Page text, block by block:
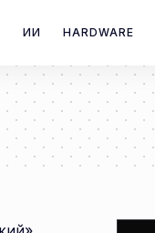
ИИ HARDWARE